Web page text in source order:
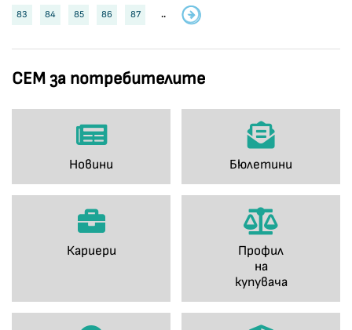
СЕМ за потребителите
Новини Бюлетини
Кариери
Профил
на
купувача
83 84 85 86 87 ..